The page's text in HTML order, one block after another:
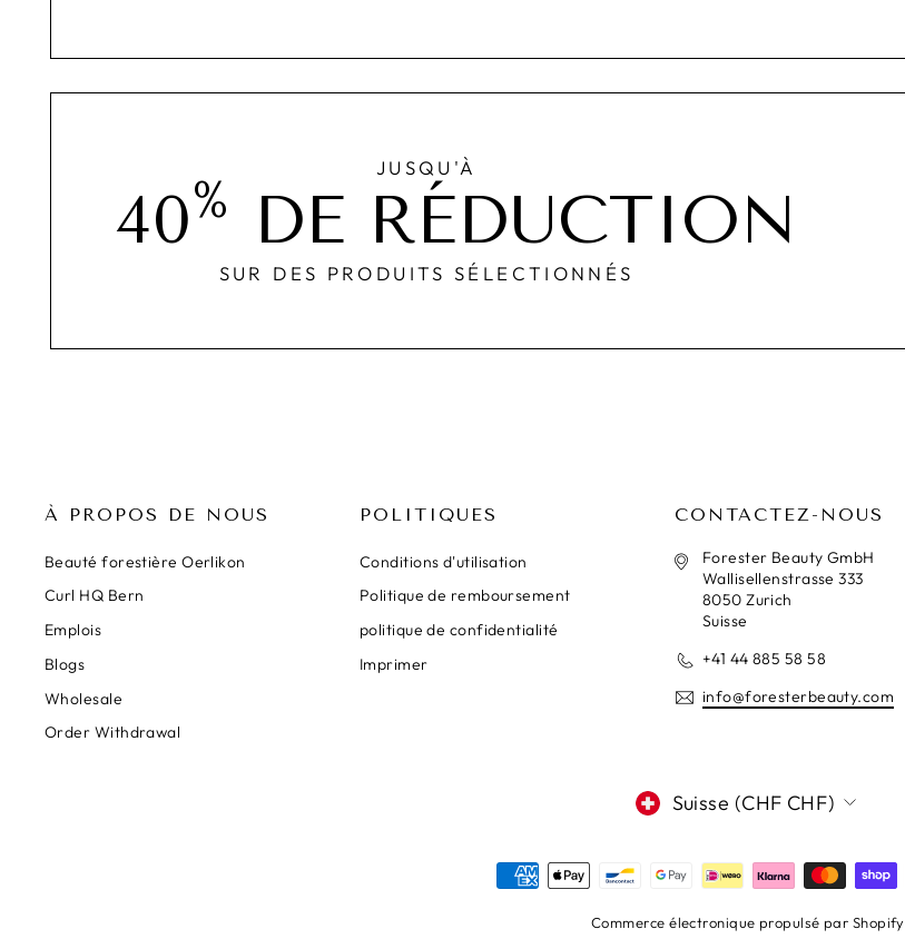
JUSQU'À
40% DE RÉDUCTION
SUR DES PRODUITS SÉLECTIONNÉS
À PROPOS DE NOUS
Beauté forestière Oerlikon
Curl HQ Bern
Emplois
Blogs
Wholesale
Order Withdrawal
POLITIQUES
Conditions d'utilisation
Politique de remboursement
politique de confidentialité
Imprimer
CONTACTEZ-NOUS
Forester Beauty GmbH
Wallisellenstrasse 333
8050 Zurich
Suisse
+41 44 885 58 58
info@foresterbeauty.com
DEVISE
Suisse (CHF CHF)
Commerce électronique propulsé par Shopify